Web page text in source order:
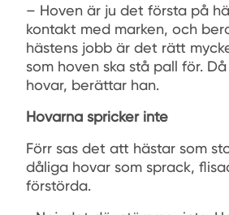
– Hoven är ju det första på
kontakt med marken, och
hästens jobb är det rätt
som hoven ska stå pall för.
hovar, berättar han.
Hovarna spricker inte
Förr sas det att hästar som
dåliga hovar som sprack,
förstörda.